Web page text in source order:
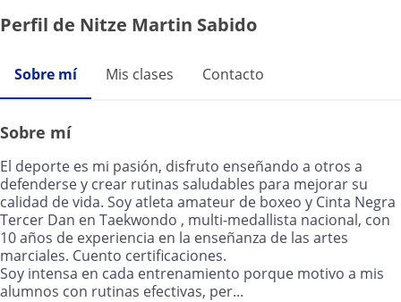
Perfil de Nitze Martin Sabido
Sobre mí Mis clases Contacto
Sobre mí
El deporte es mi pasión, disfruto enseñando a otros a
defenderse y crear rutinas saludables para mejorar su
calidad de vida. Soy atleta amateur de boxeo y Cinta Negra
Tercer Dan en Taekwondo , multi-medallista nacional, con
10 años de experiencia en la enseñanza de las artes
marciales. Cuento certificaciones.
Soy intensa en cada entrenamiento porque motivo a mis
alumnos con rutinas efectivas, per...